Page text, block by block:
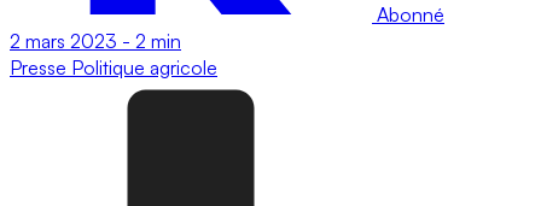
Abonné
2 mars 2023 - 2 min
Presse Politique agricole